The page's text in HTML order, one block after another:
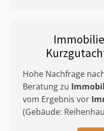
Hohe Nachfrage
Beratung zu
vom Ergebnis vor
(Gebäude: